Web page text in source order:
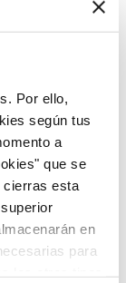
Por ello,
según tus
a
que se
cierras esta
en
para
Italia